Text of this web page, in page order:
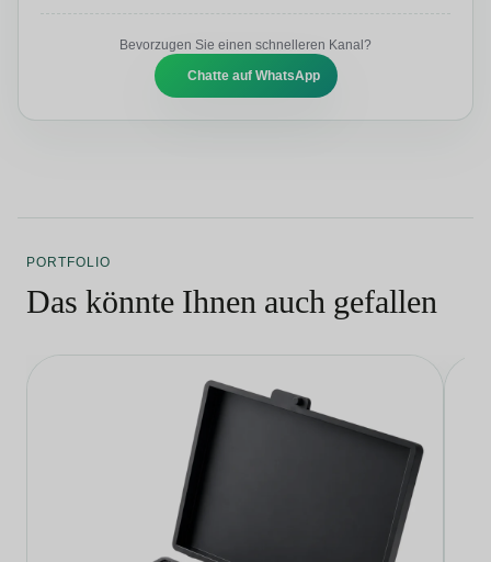
Bevorzugen Sie einen schnelleren Kanal?
Chatte auf WhatsApp
PORTFOLIO
Das könnte Ihnen auch gefallen